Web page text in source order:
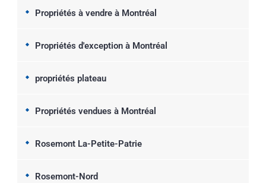
Propriétés à vendre à Montréal
Propriétés d'exception à Montréal
propriétés plateau
Propriétés vendues à Montréal
Rosemont La-Petite-Patrie
Rosemont-Nord